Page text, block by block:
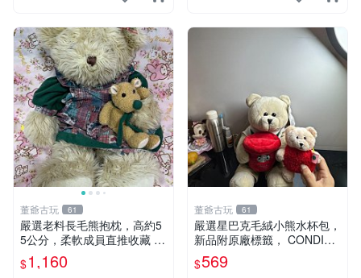
董爺古玩 61
嚴選老料長毛熊抱枕，高約5
5公分，柔軟成員直推收藏 長
毛熊 柔軟熊抱枕 55公分
$1,160
董爺古玩 61
嚴選星巴克毛絨小熊水杯包，
新品附原廠標籤， CONDITI
ON 良好，詳情請參閱商品圖
片。 星巴克 毛絨小熊 水杯包
$569